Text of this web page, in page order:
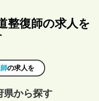
整復師の求人を
の求人を
県から探す